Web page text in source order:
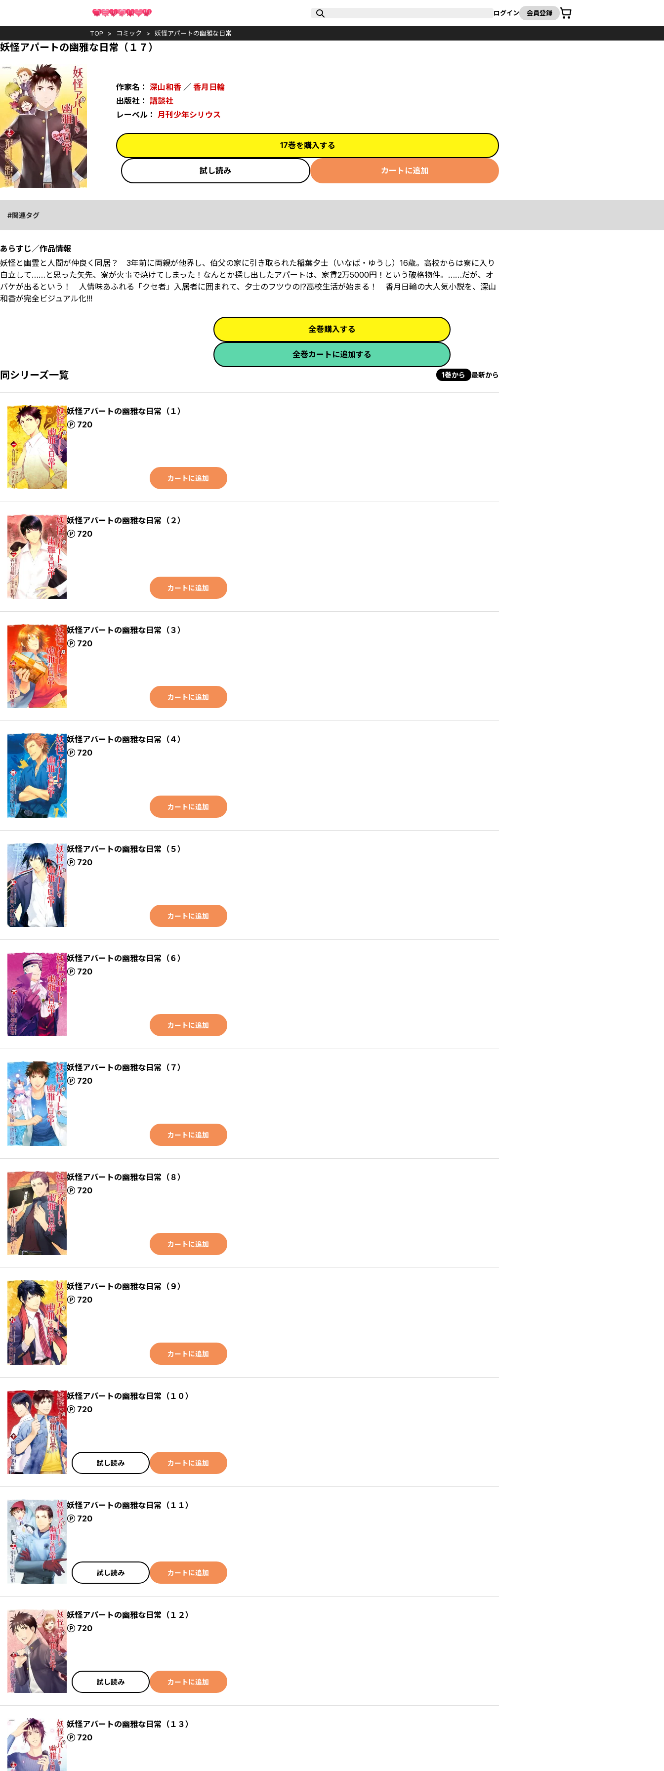
ログイン 会員登録
カート
TOP コミック 妖怪アパートの幽雅な日常
妖怪アパートの幽雅な日常（１７）
作家名： 深山和香 ／ 香月日輪
出版社： 講談社
レーベル： 月刊少年シリウス
17巻を購入する
試し読み カートに追加
関連タグ
あらすじ／作品情報
妖怪と幽霊と人間が仲良く同居？ ――3年前に両親が他界し、伯父の家に引き取られた稲葉夕士（いなば・ゆうし）16歳。高校からは寮に入り
自立して……と思った矢先、寮が火事で焼けてしまった！なんとか探し出したアパートは、家賃2万5000円！という破格物件。……だが、オ
バケが出るという！ 人情味あふれる「クセ者」入居者に囲まれて、夕士のフツウの!?高校生活が始まる！ 香月日輪の大人気小説を、深山
和香が完全ビジュアル化!!!
全巻購入する
全巻カートに追加する
同シリーズ一覧 1巻から 最新から
妖怪アパートの幽雅な日常（１）
720
ポイント
カートに追加
妖怪アパートの幽雅な日常（２）
720
ポイント
カートに追加
妖怪アパートの幽雅な日常（３）
720
ポイント
カートに追加
妖怪アパートの幽雅な日常（４）
720
ポイント
カートに追加
妖怪アパートの幽雅な日常（５）
720
ポイント
カートに追加
妖怪アパートの幽雅な日常（６）
720
ポイント
カートに追加
妖怪アパートの幽雅な日常（７）
720
ポイント
カートに追加
妖怪アパートの幽雅な日常（８）
720
ポイント
カートに追加
妖怪アパートの幽雅な日常（９）
720
ポイント
カートに追加
妖怪アパートの幽雅な日常（１０）
720
ポイント
試し読み カートに追加
妖怪アパートの幽雅な日常（１１）
720
ポイント
試し読み カートに追加
妖怪アパートの幽雅な日常（１２）
720
ポイント
試し読み カートに追加
妖怪アパートの幽雅な日常（１３）
720
ポイント